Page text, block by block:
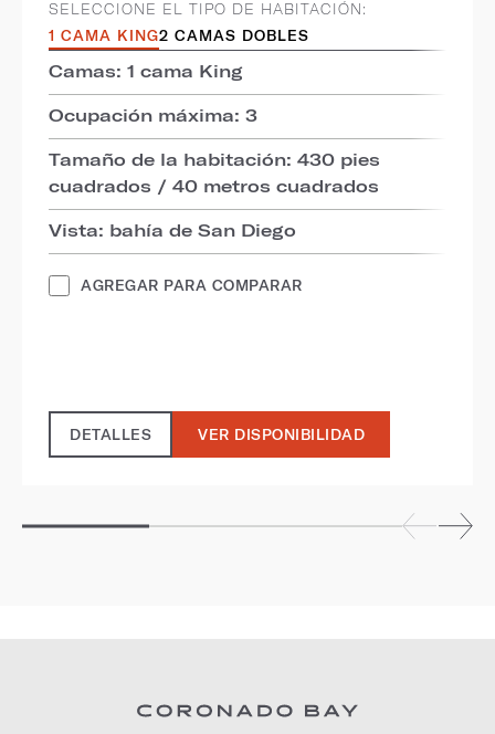
SELECCIONE EL TIPO DE HABITACIÓN:
1 CAMA KING2 CAMAS DOBLES
Camas: 1 cama King
Ocupación máxima: 3
Tamaño de la habitación: 430 pies
cuadrados / 40 metros cuadrados
Vista: bahía de San Diego
AGREGAR PARA COMPARAR
DETALLES VER DISPONIBILIDAD